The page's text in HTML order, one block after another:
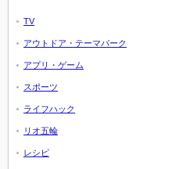
TV
アウトドア・テーマパーク
アプリ・ゲーム
スポーツ
ライフハック
リオ五輪
レシピ